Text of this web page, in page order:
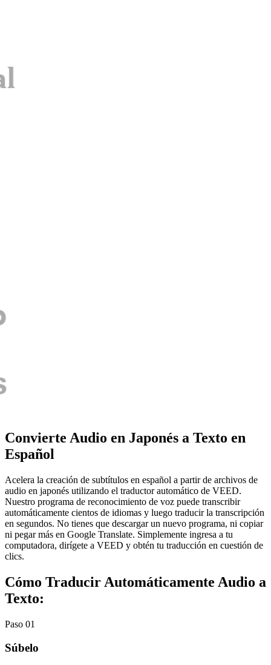
Convierte Audio en Japonés a Texto en
Español
Acelera la creación de subtítulos en español a partir de archivos de
audio en japonés utilizando el traductor automático de VEED.
Nuestro programa de reconocimiento de voz puede transcribir
automáticamente cientos de idiomas y luego traducir la transcripción
en segundos. No tienes que descargar un nuevo programa, ni copiar
ni pegar más en Google Translate. Simplemente ingresa a tu
computadora, dirígete a VEED y obtén tu traducción en cuestión de
clics.
Cómo Traducir Automáticamente Audio a
Texto:
Paso 01
Súbelo